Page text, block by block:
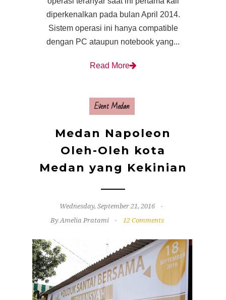
diperkenalkan pada bulan April 2014.
Sistem operasi ini hanya compatible
dengan PC ataupun notebook yang...
Read More
Event Medan
Medan Napoleon
Oleh-Oleh kota
Medan yang Kekinian
Wednesday, September 21, 2016
By Amelia Pratami
12 Comments